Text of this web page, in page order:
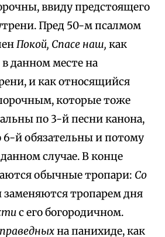
ввиду предстоящего
Пред 50-м псалмом
Покой, Спасе наш, как
данном месте на
и как относящийся
которые тоже
по 3-й песни канона,
6-й обязательны и потому
случае. В конце
обычные тропари: Со
заменяются тропарем дня
с его богородичном.
на панихиде, как